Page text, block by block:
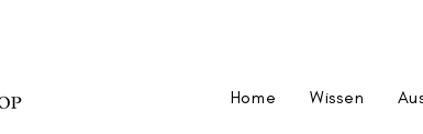
Home Wissen